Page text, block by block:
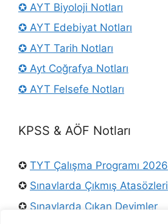
✪ AYT Biyoloji Notları
✪ AYT Edebiyat Notları
✪ AYT Tarih Notları
✪ Ayt Coğrafya Notları
✪ AYT Felsefe Notları
KPSS & AÖF Notları
✪ TYT Çalışma Programı 2026
✪ Sınavlarda Çıkmış Atasözleri
✪ Sınavlarda Çıkan Deyimler